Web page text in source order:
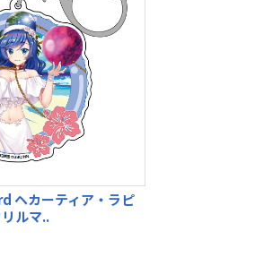
ヘカーティア・ラピ
ルマ..